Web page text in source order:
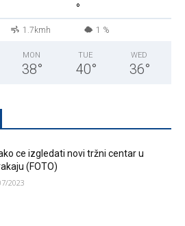
°
1.7kmh 1 %
MON
38°
TUE
40°
WED
36°
ce izgledati novi tržni centar u
(FOTO)
2023